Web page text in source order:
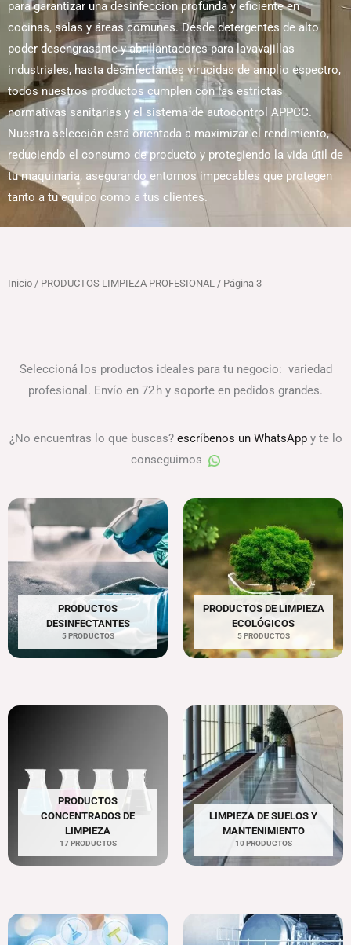
para garantizar una desinfección profunda y eficiente en
cocinas, salas y áreas comunes. Desde detergentes de alto
poder desengrasante y abrillantadores para lavavajillas
industriales, hasta desinfectantes virucidas de amplio espectro,
todos nuestros productos cumplen con las estrictas
normativas sanitarias y el sistema de autocontrol APPCC.
Nuestra selección está orientada a maximizar el rendimiento,
reduciendo el consumo de producto y protegiendo la vida útil de
tu maquinaria, asegurando entornos impecables que protegen
tanto a tu equipo como a tus clientes.
Inicio / PRODUCTOS LIMPIEZA PROFESIONAL / Página 3
Seleccioná los productos ideales para tu negocio: variedad
profesional. Envío en 72 h y soporte en pedidos grandes.
¿No encuentras lo que buscas? escríbenos un WhatsAppy te lo
conseguimos
PRODUCTOS
DESINFECTANTES
5 PRODUCTOS
PRODUCTOS DE LIMPIEZA
ECOLÓGICOS
5 PRODUCTOS
PRODUCTOS
CONCENTRADOS DE
LIMPIEZA
17 PRODUCTOS
LIMPIEZA DE SUELOS Y
MANTENIMIENTO
10 PRODUCTOS